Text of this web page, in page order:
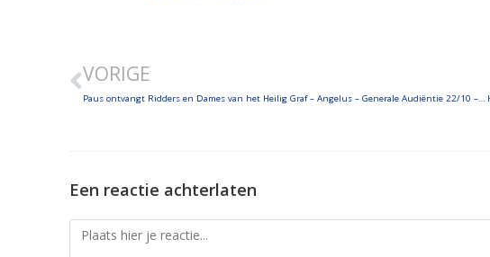
VORIGE
Paus ontvangt Ridders en Dames van het Heilig Graf – Angelus – Generale Audiëntie 22/10 – Oecumenisch gebed met koning Charles III
Een reactie achterlaten